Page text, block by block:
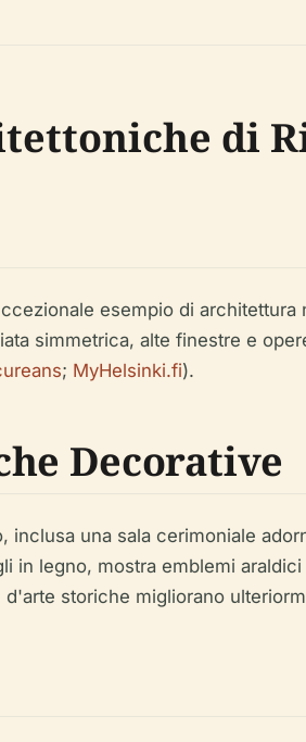
di
esempio di
simmetrica, alte finestre e
; MyHelsinki.fi).
Decorative
inclusa una sala cerimoniale
in legno, mostra emblemi
storiche migliorano